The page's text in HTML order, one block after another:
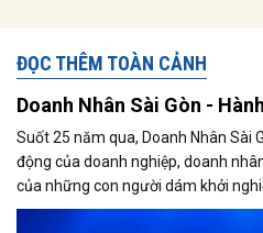
ĐỌC THÊM TOÀN CẢNH
Doanh Nhân Sài Gòn -
Suốt 25 năm qua, Doanh Nhân Sài
động của doanh nghiệp, doanh
của những con người dám khởi
thất bại để tạo dựng giá trị cho xã